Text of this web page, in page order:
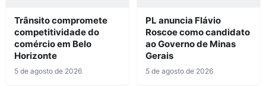
Trânsito compromete
competitividade do
comércio em Belo
Horizonte
5 de agosto de 2026
PL anuncia Flávio
Roscoe como candidato
ao Governo de Minas
Gerais
5 de agosto de 2026